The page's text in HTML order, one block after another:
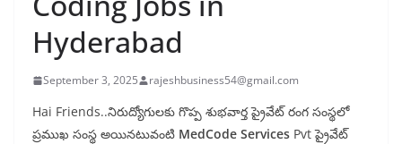
Hyderabad
September 3, 2025 rajeshbusiness54@gmail.com
Hai Friends..నిరుద్యోగులకు గొప్ప శుభవార్త ప్రైవేట్ రంగ సంస్థలో
ప్రముఖ సంస్థ అయినటువంటి MedCode Services Pvt ప్రైవేట్